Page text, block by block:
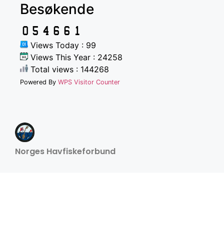
Besøkende
Views Today : 99
Views This Year : 24258
Total views : 144268
Powered By WPS Visitor Counter
Norges Havfiskeforbund